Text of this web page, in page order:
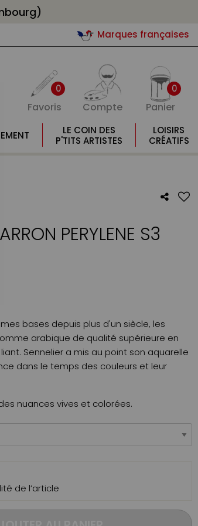
Marques françaises
0
Favoris Compte
0
Panier
LE COIN DES
P'TITS ARTISTES
LOISIRS
CRÉATIFS
PERYLENE S3
bases depuis plus d'un siècle, les
arabique de qualité supérieure en
Sennelier a mis au point son aquarelle
dans le temps des couleurs et leur
nuances vives et colorées.
de l’article